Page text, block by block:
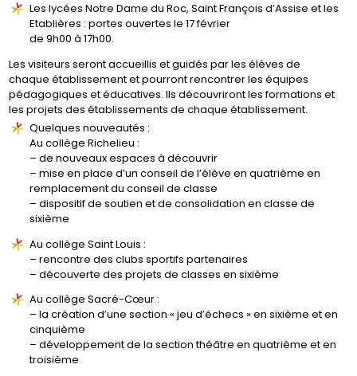
Les lycées Notre Dame du Roc, Saint François d’Assise et les
Etablières : portes ouvertes le 17 février
de 9h00 à 17h00.
Les visiteurs seront accueillis et guidés par les élèves de
chaque établissement et pourront rencontrer les équipes
pédagogiques et éducatives. Ils découvriront les formations et
les projets des établissements de chaque établissement.
Quelques nouveautés :
Au collège Richelieu :
– de nouveaux espaces à découvrir
– mise en place d’un conseil de l’élève en quatrième en
remplacement du conseil de classe
– dispositif de soutien et de consolidation en classe de
sixième
Au collège Saint Louis :
– rencontre des clubs sportifs partenaires
– découverte des projets de classes en sixième
Au collège Sacré-Cœur :
– la création d’une section « jeu d’échecs » en sixième et en
cinquième
– développement de la section théâtre en quatrième et en
troisième